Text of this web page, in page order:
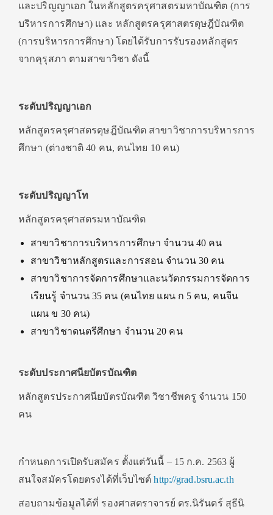
และปริญญาเอก ในหลักสูตรครุศาสตรมหาบัณฑิต (การ
บริหารการศึกษา) และ หลักสูตรครุศาสตรดุษฎีบัณฑิต
(การบริหารการศึกษา) โดยได้รับการรับรองหลักสูตร
จากคุรุสภา ตามสาขาวิชา ดังนี้
ระดับปริญญาเอก
หลักสูตรครุศาสตรดุษฎีบัณฑิต สาขาวิชาการบริหารการ
ศึกษา (ต่างชาติ 40 คน, คนไทย 10 คน)
ระดับปริญญาโท
หลักสูตรครุศาสตรมหาบัณฑิต
สาขาวิชาการบริหารการศึกษา จำนวน 40 คน
สาขาวิชาหลักสูตรและการสอน จำนวน 30 คน
สาขาวิชาการจัดการศึกษาและนวัตกรรมการจัดการ
เรียนรู้ จำนวน 35 คน (คนไทย แผน ก 5 คน, คนจีน
แผน ข 30 คน)
สาขาวิชาดนตรีศึกษา จำนวน 20 คน
ระดับประกาศนียบัตรบัณฑิต
หลักสูตรประกาศนียบัตรบัณฑิต วิชาชีพครู จำนวน 150
คน
กำหนดการเปิดรับสมัคร ตั้งแต่วันนี้ – 15 ก.ค. 2563 ผู้
สนใจสมัครโดยตรงได้ที่เว็บไซต์http://grad.bsru.ac.th
สอบถามข้อมูลได้ที่ รองศาสตราจารย์ ดร.นิรันดร์ สุธีนิ